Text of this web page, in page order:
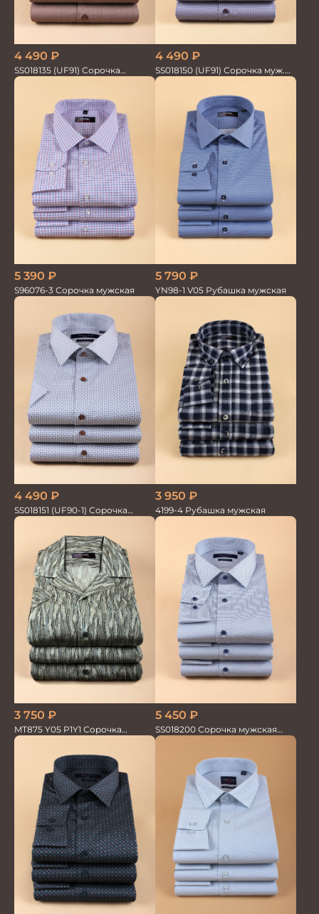
4 490 ₽
SS018135 (UF91) Сорочка
мужская GROSTYLE TRENDY
4 490 ₽
SS018150 (UF91) Сорочка муж.
кр.рук. GROSTYLE PRIME
5 390 ₽
S96076-3 Сорочка мужская
5 790 ₽
YN98-1 V05 Рубашка мужская
4 490 ₽
SS018151 (UF90-1) Сорочка
мужская GROSTYLE PRIME
3 950 ₽
4199-4 Рубашка мужская
3 750 ₽
MT875 Y05 P1Y1 Сорочка
мужская
5 450 ₽
SS018200 Сорочка мужская
GROSTYLE PRIME